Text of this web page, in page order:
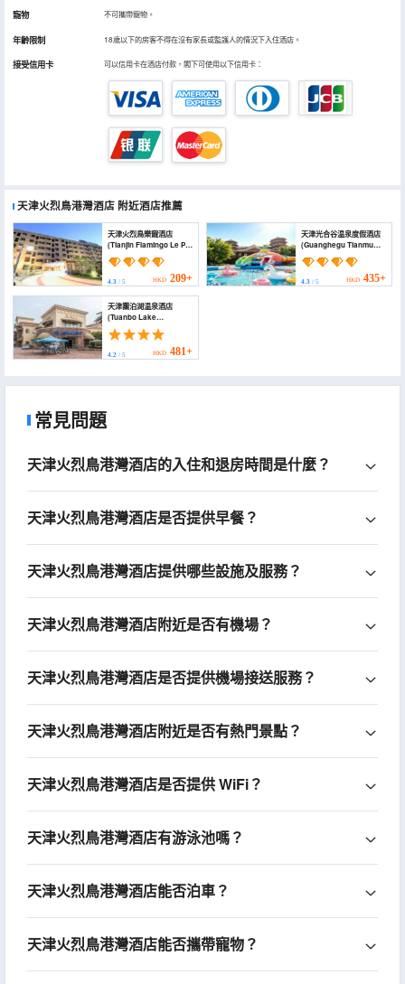
寵物 不可攜帶寵物。
年齡限制 18歲以下的房客不得在沒有家長或監護人的情況下入住酒店。
接受信用卡 可以信用卡在酒店付款，閣下可使用以下信用卡：
天津火烈鳥港灣酒店 附近酒店推薦
天津火烈鳥樂寵酒店
(Tianjin Flamingo Le Pet
Hotel)
4.3 / 5 HKD 209+
天津光合谷温泉度假酒店
(Guanghegu Tianmu
Hot Spring Resort)
4.3/ 5 HKD 435+
天津團泊湖温泉酒店
(Tuanbo Lake
Hotspring Resorts &
Spa)
4.2 / 5 HKD 481+
常見問題
天津火烈鳥港灣酒店的入住和退房時間是什麼？
天津火烈鳥港灣酒店是否提供早餐？
天津火烈鳥港灣酒店提供哪些設施及服務？
天津火烈鳥港灣酒店附近是否有機場？
天津火烈鳥港灣酒店是否提供機場接送服務？
天津火烈鳥港灣酒店附近是否有熱門景點？
天津火烈鳥港灣酒店是否提供 WiFi？
天津火烈鳥港灣酒店有游泳池嗎？
天津火烈鳥港灣酒店能否泊車？
天津火烈鳥港灣酒店能否攜帶寵物？